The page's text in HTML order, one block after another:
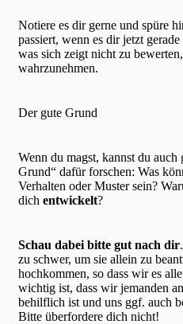
Notiere es dir gerne und spüre
passiert, wenn es dir jetzt
was sich zeigt nicht zu
wahrzunehmen.
Der gute Grund
Wenn du magst, kannst du auch
Grund“ dafür forschen: Was
Verhalten oder Muster sein?
dich entwickelt?
Schau dabei bitte gut nach dir
zu schwer, um sie allein zu
hochkommen, so dass wir es
wichtig ist, dass wir jemanden
behilflich ist und uns ggf. auch
Bitte überfordere dich nicht!